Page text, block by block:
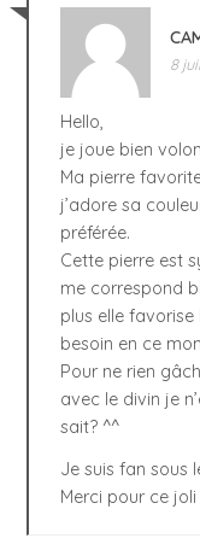
8
Hello,
je joue bien
Ma pierre
j’adore sa
préférée.
Cette pierre est
me correspond
plus elle favorise
besoin en ce
Pour ne rien
avec le divin je
sait? ^^
Je suis fan sous
Merci pour ce